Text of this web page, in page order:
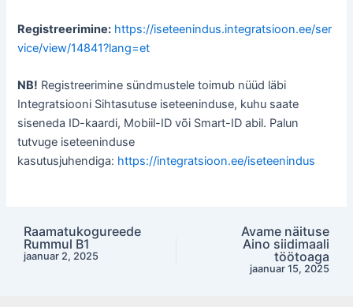
Registreerimine: https://iseteenindus.integratsioon.ee/ser
vice/view/14841?lang=et
NB! Registreerimine sündmustele toimub nüüd läbi
Integratsiooni Sihtasutuse iseteeninduse, kuhu saate
siseneda ID-kaardi, Mobiil-ID või Smart-ID abil. Palun
tutvuge iseteeninduse
kasutusjuhendiga: https://integratsioon.ee/iseteenindus
Post
navigation
Raamatukogureede
Rummul B1
jaanuar 2, 2025
Avame näituse
Aino siidimaali
töötoaga
jaanuar 15, 2025